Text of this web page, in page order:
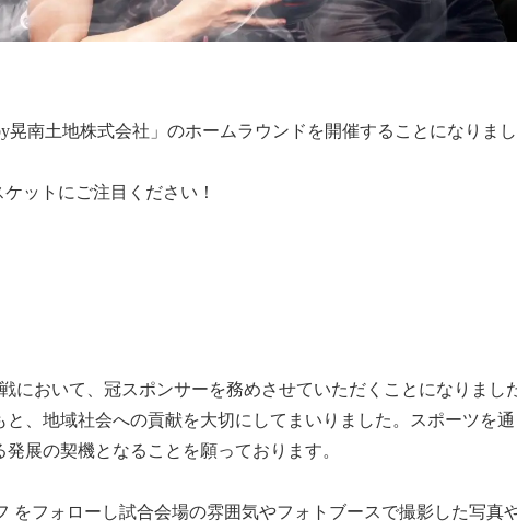
晃南土地株式会社」のホームラウンドを開催することになりまし
ットにご注目ください！
おいて、冠スポンサーを務めさせていただくことになりまし
、地域社会への貢献を大切にしてまいりました。スポーツを
展の契機となることを願っております。
をフォローし試合会場の雰囲気やフォトブースで撮影した写真